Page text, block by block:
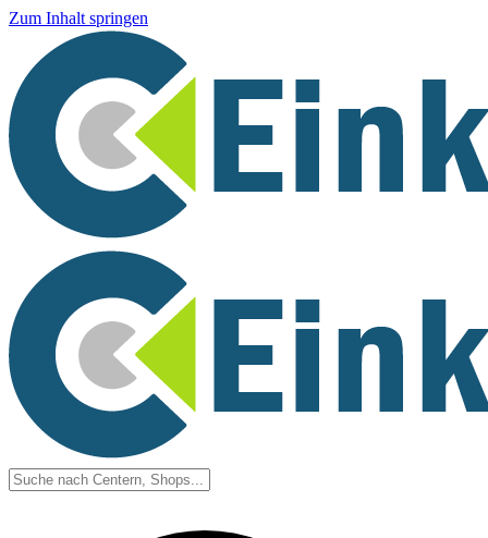
Zum Inhalt springen